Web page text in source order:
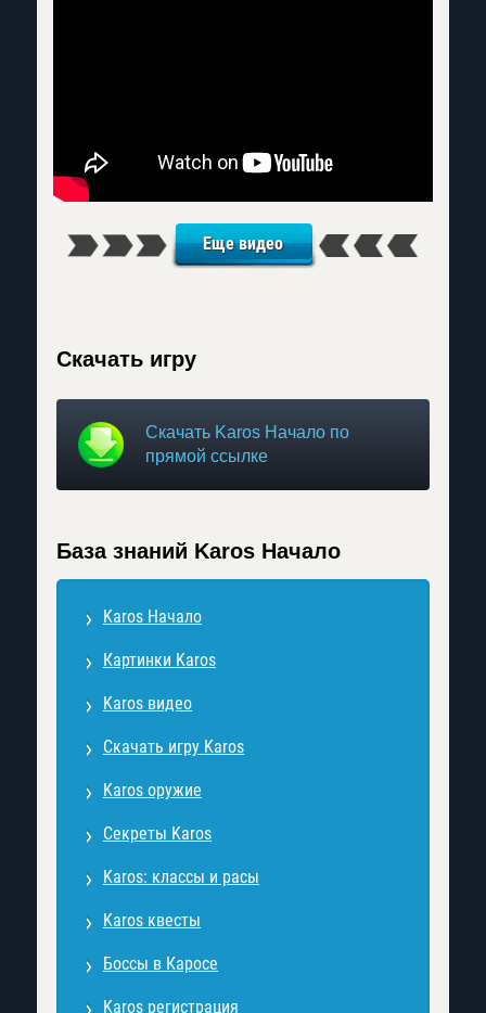
Еще видео
Скачать игру
Скачать Karos Начало по
прямой ссылке
База знаний Karos Начало
Karos Начало
Картинки Karos
Karos видео
Скачать игру Karos
Karos оружие
Секреты Karos
Karos: классы и расы
Karos квесты
Боссы в Каросе
Karos регистрация